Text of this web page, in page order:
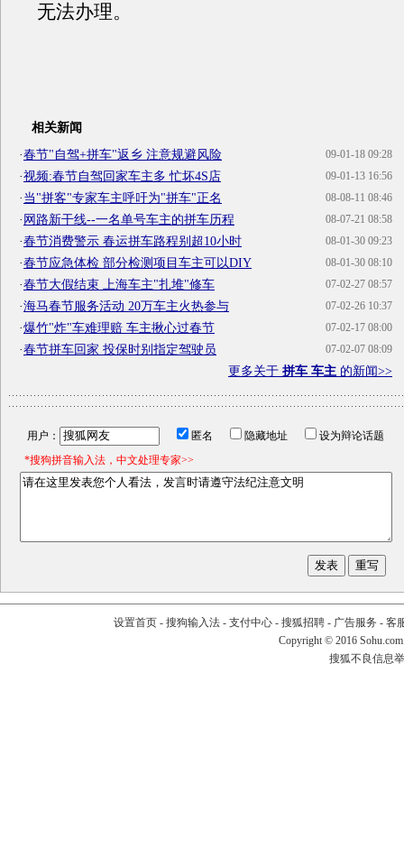
无法办理。
相关新闻
09-01-18 09:28
·春节"自驾+拼车"返乡 注意规避风险
09-01-13 16:56
·视频:春节自驾回家车主多 忙坏4S店
08-08-11 08:46
·当"拼客"专家车主呼吁为"拼车"正名
08-07-21 08:58
·网路新干线--一名单号车主的拼车历程
08-01-30 09:23
·春节消费警示 春运拼车路程别超10小时
08-01-30 08:10
·春节应急体检 部分检测项目车主可以DIY
07-02-27 08:57
·春节大假结束 上海车主"扎堆"修车
07-02-26 10:37
·海马春节服务活动 20万车主火热参与
07-02-17 08:00
·爆竹"炸"车难理赔 车主揪心过春节
07-02-07 08:09
·春节拼车回家 投保时别指定驾驶员
更多关于 拼车 车主 的新闻>>
用户： 匿名 隐藏地址
设为辩论话题
*搜狗拼音输入法，中文处理专家>>
设置首页- 搜狗输入法- 支付中心- 搜狐招聘- 广告服务 - 客
Copyright © 2016
搜狐不良信息